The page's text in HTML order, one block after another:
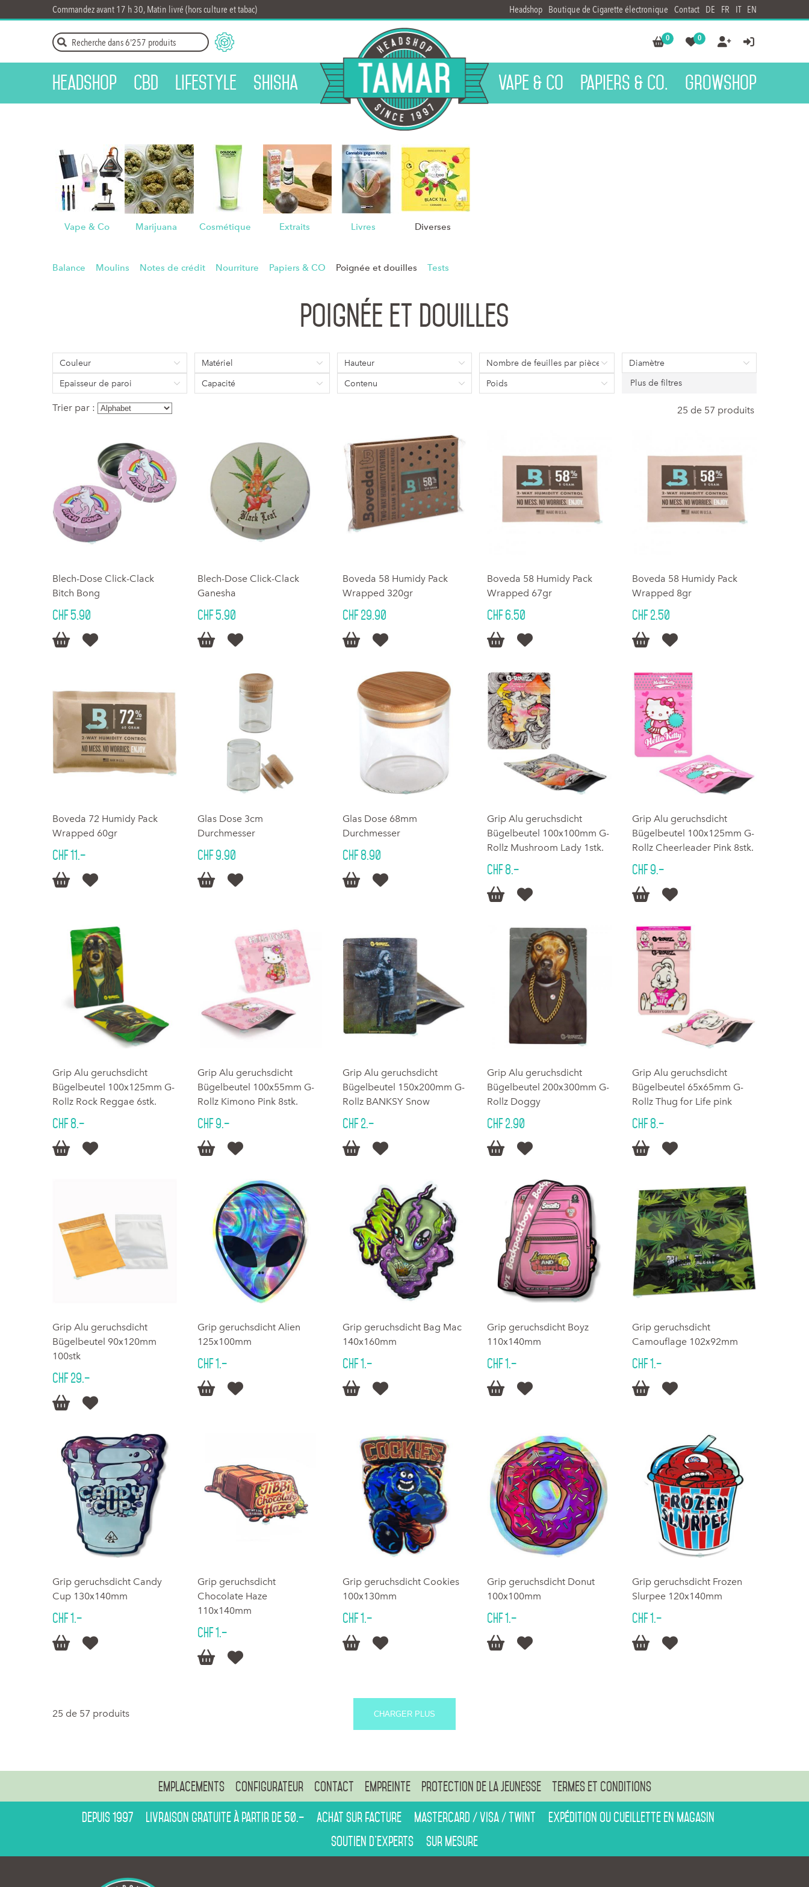
Commandez avant 17 h 30, Matin livré (hors culture et tabac) Headshop Boutique de Cigarette électronique Contact DE FR IT EN
0 0  
Headshop CBD Lifestyle Shisha Vape & Co Papiers & Co. Growshop
Vape & Co Marijuana Cosmétique Extraits Livres Diverses
Balance Moulins Notes de crédit Nourriture Papiers & CO Poignée et douilles Tests
Poignée et douilles
Couleur Matériel Hauteur Nombre de feuilles par pièce
Diamètre
Epaisseur de paroi
Capacité Contenu Poids Plus de filtres
Trier par : 25 de 57 produits
Blech-Dose Click-Clack
Bitch Bong
CHF 5.90
 
Blech-Dose Click-Clack
Ganesha
CHF 5.90
 
Boveda 58 Humidy Pack
Wrapped 320gr
CHF 29.90
 
Boveda 58 Humidy Pack
Wrapped 67gr
CHF 6.50
 
Boveda 58 Humidy Pack
Wrapped 8gr
CHF 2.50
 
Boveda 72 Humidy Pack
Wrapped 60gr
CHF 11.–
 
Glas Dose 3cm
Durchmesser
CHF 9.90
 
Glas Dose 68mm
Durchmesser
CHF 8.90
 
Grip Alu geruchsdicht
Bügelbeutel 100x100mm G-
Rollz Mushroom Lady 1stk.
CHF 8.–
 
Grip Alu geruchsdicht
Bügelbeutel 100x125mm G-
Rollz Cheerleader Pink 8stk.
CHF 9.–
 
Grip Alu geruchsdicht
Bügelbeutel 100x125mm G-
Rollz Rock Reggae 6stk.
CHF 8.–
 
Grip Alu geruchsdicht
Bügelbeutel 100x55mm G-
Rollz Kimono Pink 8stk.
CHF 9.–
 
Grip Alu geruchsdicht
Bügelbeutel 150x200mm G-
Rollz BANKSY Snow
CHF 2.–
 
Grip Alu geruchsdicht
Bügelbeutel 200x300mm G-
Rollz Doggy
CHF 2.90
 
Grip Alu geruchsdicht
Bügelbeutel 65x65mm G-
Rollz Thug for Life pink
CHF 8.–
 
Grip Alu geruchsdicht
Bügelbeutel 90x120mm
100stk
CHF 29.–
 
Grip geruchsdicht Alien
125x100mm
CHF 1.–
 
Grip geruchsdicht Bag Mac
140x160mm
CHF 1.–
 
Grip geruchsdicht Boyz
110x140mm
CHF 1.–
 
Grip geruchsdicht
Camouflage 102x92mm
CHF 1.–
 
Grip geruchsdicht Candy
Cup 130x140mm
CHF 1.–
 
Grip geruchsdicht
Chocolate Haze
110x140mm
CHF 1.–
 
Grip geruchsdicht Cookies
100x130mm
CHF 1.–
 
Grip geruchsdicht Donut
100x100mm
CHF 1.–
 
Grip geruchsdicht Frozen
Slurpee 120x140mm
CHF 1.–
 
25 de 57 produits CHARGER PLUS
Emplacements Configurateur Contact Empreinte Protection de la jeunesse Termes et conditions
Depuis 1997 Livraison gratuite à partir de 50.– Achat sur facture Mastercard / Visa / Twint
Expédition ou cueillette en magasin
Soutien d’experts
Sur mesure